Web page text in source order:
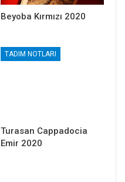
Beyoba Kırmızı 2020
TADIM NOTLARI
Turasan Cappadocia
Emir 2020